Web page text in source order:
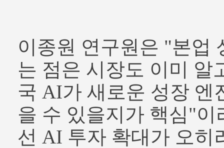
이종원 연구원은 "본업
는 점은 시장도 이미 알
국 AI가 새로운 성장 엔
을 수 있을지가 핵심"이
선 AI 투자 확대가 오히